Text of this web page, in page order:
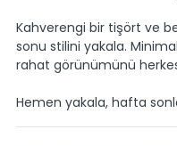
Kahverengi bir tişört ve
sonu stilini yakala.
rahat görünümünü
Hemen yakala, hafta